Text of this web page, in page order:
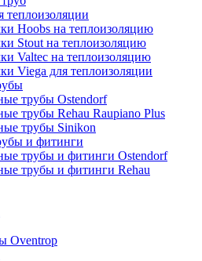
теплоизоляции
Hoobs на теплоизоляцию
Stout на теплоизоляцию
Valtec на теплоизоляцию
Viega для теплоизоляции
трубы Ostendorf
трубы Rehau Raupiano Plus
трубы Sinikon
и фитинги
трубы и фитинги Ostendorf
трубы и фитинги Rehau
Oventrop